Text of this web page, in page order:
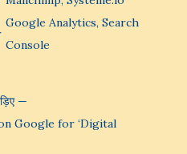
Google Analytics, Search
Console
—
Google for ‘Digital